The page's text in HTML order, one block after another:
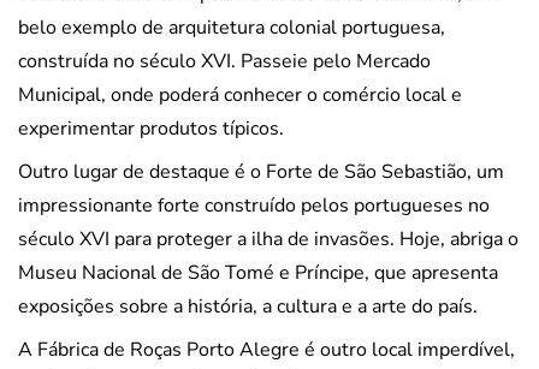
belo exemplo de arquitetura colonial portuguesa,
construída no século XVI. Passeie pelo Mercado
Municipal, onde poderá conhecer o comércio local e
experimentar produtos típicos.
Outro lugar de destaque é o Forte de São Sebastião, um
impressionante forte construído pelos portugueses no
século XVI para proteger a ilha de invasões. Hoje, abriga o
Museu Nacional de São Tomé e Príncipe, que apresenta
exposições sobre a história, a cultura e a arte do país.
A Fábrica de Roças Porto Alegre é outro local imperdível,